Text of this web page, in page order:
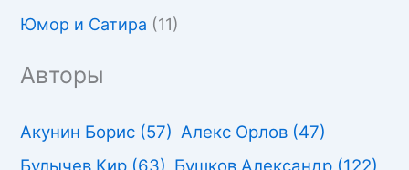
Юмор и Сатира (11)
Авторы
Акунин Борис (57) Алекс Орлов (47)
Булычев Кир (63) Бушков Александр (122)